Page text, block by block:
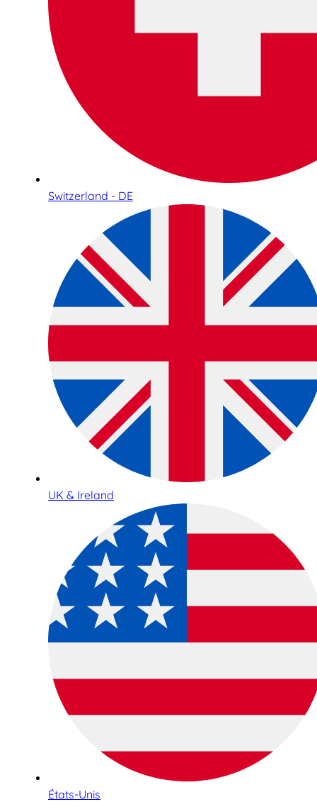
Switzerland - DE
UK & Ireland
États-Unis